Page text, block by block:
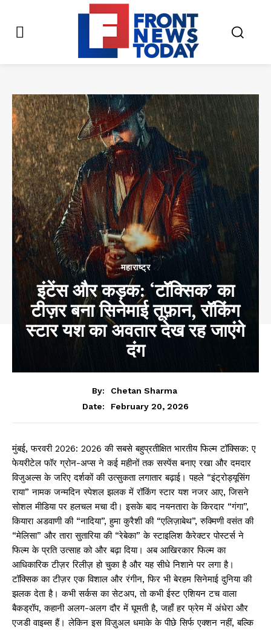
महाराष्ट्र
इंटेंस और कड़क: ‘टॉक्सिक’ का
टीज़र बना सिनेमाई तूफ़ान, रॉकिंग
स्टार यश का अवतार देख रह जाएंगे
दंग
By:
Chetan Sharma
Date:
February 20, 2026
मुंबई, फरवरी 2026: 2026 की सबसे बहुप्रतीक्षित भारतीय फिल्म टॉक्सिक: ए
फेयरीटेल फॉर ग्रोन-अप्स ने कई महीनों तक सस्पेंस बनाए रखा और दमदार
विजुअल्स के जरिए दर्शकों की उत्सुकता लगातार बढ़ाई। पहले “इंट्रोड्यूसिंग
राया” नामक जन्मदिन स्पेशल झलक में रॉकिंग स्टार यश नजर आए, जिसने
सोशल मीडिया पर हलचल मचा दी। इसके बाद नयनतारा के किरदार “गंगा”,
कियारा अडवाणी की “नादिया”, हुमा कुरैशी की “एलिज़ाबेथ”, रुक्मिणी वसंत की
“मेलिसा” और तारा सुतारिया की “रेबेका” के स्टाइलिश कैरेक्टर पोस्टर्स ने
फिल्म के प्रति उत्साह को और बढ़ा दिया। अब आखिरकार फिल्म का
आधिकारिक टीज़र रिलीज़ हो चुका है और यह सीधे निशाने पर लगा है।
टॉक्सिक का टीज़र एक विशाल और रंगीन, फिर भी बेरहम सिनेमाई दुनिया की
झलक देता है। कभी सर्कस का सेटअप, तो कभी ईस्ट एशियन टच वाला
बैकड्रॉप, कहानी अलग-अलग दौर में घूमती है, जहाँ हर फ्रेम में अंधेरा और
एजडी वाइब्स हैं। लेकिन इस विज़ुअल धमाके के पीछे सिर्फ एक्शन नहीं, बल्कि